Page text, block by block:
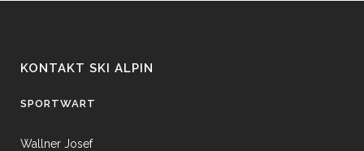
KONTAKT SKI ALPIN
SPORTWART
Wallner Josef